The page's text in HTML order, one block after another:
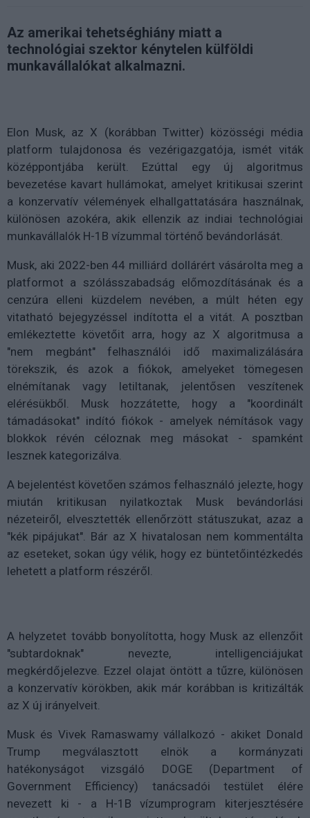
Az amerikai tehetséghiány miatt a
technológiai szektor kénytelen külföldi
munkavállalókat alkalmazni.
Elon Musk, az X (korábban Twitter) közösségi média
platform tulajdonosa és vezérigazgatója, ismét viták
középpontjába került. Ezúttal egy új algoritmus
bevezetése kavart hullámokat, amelyet kritikusai szerint
a konzervatív vélemények elhallgattatására használnak,
különösen azokéra, akik ellenzik az indiai technológiai
munkavállalók H-1B vízummal történő bevándorlását.
Musk, aki 2022-ben 44 milliárd dollárért vásárolta meg a
platformot a szólásszabadság előmozdításának és a
cenzúra elleni küzdelem nevében, a múlt héten egy
vitatható bejegyzéssel indította el a vitát. A posztban
emlékeztette követőit arra, hogy az X algoritmusa a
"nem megbánt" felhasználói idő maximalizálására
törekszik, és azok a fiókok, amelyeket tömegesen
elnémítanak vagy letiltanak, jelentősen veszítenek
elérésükből. Musk hozzátette, hogy a "koordinált
támadásokat" indító fiókok - amelyek némítások vagy
blokkok révén céloznak meg másokat - spamként
lesznek kategorizálva.
A bejelentést követően számos felhasználó jelezte, hogy
miután kritikusan nyilatkoztak Musk bevándorlási
nézeteiről, elvesztették ellenőrzött státuszukat, azaz a
"kék pipájukat". Bár az X hivatalosan nem kommentálta
az eseteket, sokan úgy vélik, hogy ez büntetőintézkedés
lehetett a platform részéről.
A helyzetet tovább bonyolította, hogy Musk az ellenzőit
"subtardoknak" nevezte, intelligenciájukat
megkérdőjelezve. Ezzel olajat öntött a tűzre, különösen
a konzervatív körökben, akik már korábban is kritizálták
az X új irányelveit.
Musk és Vivek Ramaswamy vállalkozó - akiket Donald
Trump megválasztott elnök a kormányzati
hatékonyságot vizsgáló DOGE (Department of
Government Efficiency) tanácsadói testület élére
nevezett ki - a H-1B vízumprogram kiterjesztésére